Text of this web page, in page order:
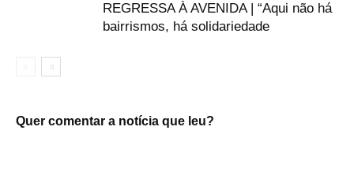
REGRESSA À AVENIDA | “Aqui não há
bairrismos, há solidariedade
Quer comentar a notícia que leu?